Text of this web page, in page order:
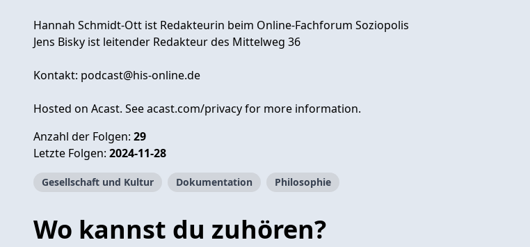
Hannah Schmidt-Ott ist Redakteurin beim Online-Fachforum Soziopolis
Jens Bisky ist leitender Redakteur des Mittelweg 36
Kontakt: podcast@his-online.de
Hosted on Acast. Seeacast.com/privacyfor more information.
Anzahl der Folgen: 29
Letzte Folgen: 2024-11-28
Gesellschaft und Kultur Dokumentation Philosophie
Wo kannst du zuhören?